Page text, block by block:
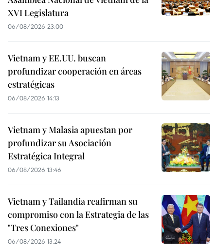
XVI Legislatura
06/08/2026 23:00
Vietnam y EE.UU. buscan
profundizar cooperación en áreas
estratégicas
06/08/2026 14:13
Vietnam y Malasia apuestan por
profundizar su Asociación
Estratégica Integral
06/08/2026 13:46
Vietnam y Tailandia reafirman su
compromiso con la Estrategia de las
"Tres Conexiones"
06/08/2026 13:24